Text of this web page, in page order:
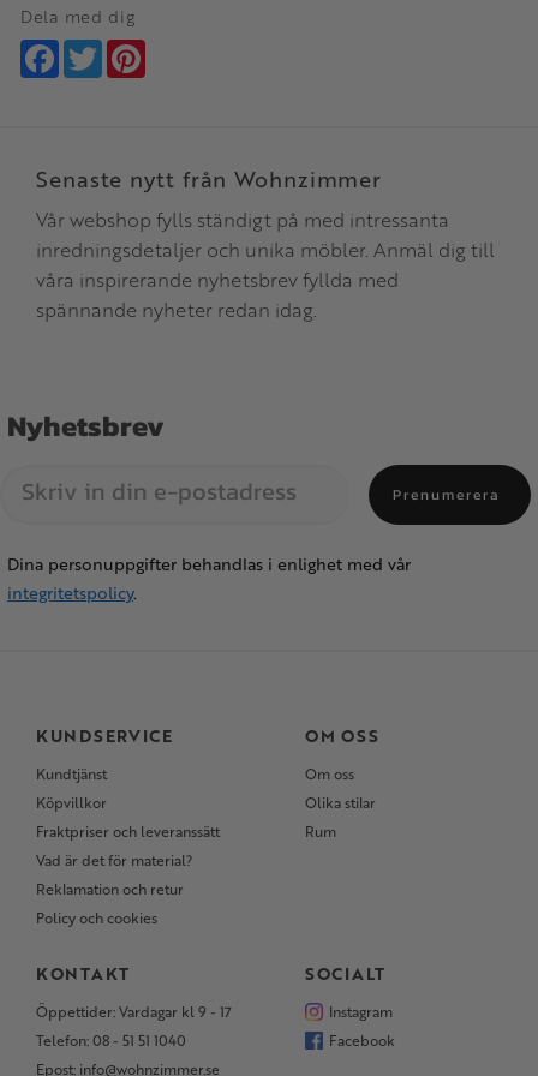
Dela med dig
Facebook
Twitter
Senaste nytt från Wohnzimmer
Vår webshop fylls ständigt på med intressanta
inredningsdetaljer och unika möbler. Anmäl dig till
våra inspirerande nyhetsbrev fyllda med
spännande nyheter redan idag.
Nyhetsbrev
Prenumerera
Dina personuppgifter behandlas i enlighet med vår
integritetspolicy.
KUNDSERVICE
Kundtjänst
Köpvillkor
Fraktpriser och leveranssätt
Vad är det för material?
Reklamation och retur
Policy och cookies
OM OSS
Om oss
Olika stilar
Rum
KONTAKT
Öppettider: Vardagar kl 9 - 17
Telefon: 08 - 51 51 1040
Epost: info@wohnzimmer.se
SOCIALT
Instagram
Facebook